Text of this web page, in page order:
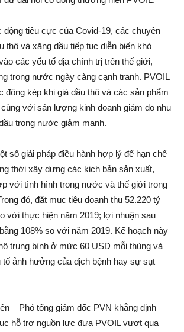
động tiêu cực của Covid-19, các chuyên
thô và xăng dầu tiếp tục diễn biến khó
các yếu tố địa chính trị trên thế giới,
trong nước ngày càng cạnh tranh. PVOIL
động kép khi giá dầu thô và các sản phẩm
với sản lượng kinh doanh giảm do nhu
trong nước giảm mạnh.
số giải pháp điều hành hợp lý để hạn chế
thời xây dựng các kịch bản sản xuất,
với tình hình trong nước và thế giới trong
đó, đặt mục tiêu doanh thu 52.220 tỷ
với thực hiện năm 2019; lợi nhuận sau
108% so với năm 2019. Kế hoạch này
trung bình ở mức 60 USD mỗi thùng và
ảnh hưởng của dịch bệnh hay sự sụt
– Phó tổng giám đốc PVN khẳng định
hỗ trợ nguồn lực đưa PVOIL vượt qua